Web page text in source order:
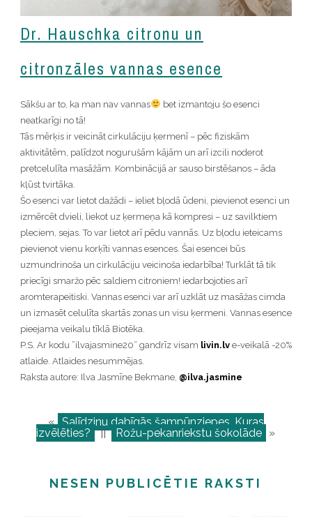
Dr. Hauschka citronu un
citronzāles vannas esence
Sākšu ar to, ka man nav vannas
bet izmantoju šo esenci
neatkarīgi no tā!
Tās mērķis ir veicināt cirkulāciju ķermenī – pēc fiziskām
aktivitātēm, palīdzot nogurušām kājām un arī izcili noderot
pretcelulīta masāžām. Kombinācijā ar sauso birstēšanos – āda
kļūst tvirtāka.
Šo esenci var lietot dažādi – ieliet bļodā ūdeni, pievienot esenci un
izmērcēt dvieli, liekot uz ķermeņa kā kompresi – uz savilktiem
pleciem, sejas. To var lietot arī pēdu vannās. Uz bļodu ieteicams
pievienot vienu korķīti vannas esences. Šai esencei būs
uzmundrinoša un cirkulāciju veicinoša iedarbība! Turklāt tā tik
priecīgi smaržo pēc saldiem citroniem! iedarbojoties arī
aromterapeitiski. Vannas esenci var arī uzklāt uz masāžas cimda
un izmasēt celulīta skartās zonas un visu ķermeni. Vannas esence
pieejama veikalu tīklā Biotēka.
P.S. Ar kodu ”ilvajasmine20” gandrīz visam livin.lve-veikalā -20%
atlaide. Atlaides nesummējas.
Raksta autore: Ilva Jasmīne Bekmane, @ilva.jasmine
« Salīdzinu dabīgās šampūnziepes. Kuras
izvēlēties? || Rožu-pekanriekstu šokolāde »
NESEN PUBLICĒTIE RAKSTI